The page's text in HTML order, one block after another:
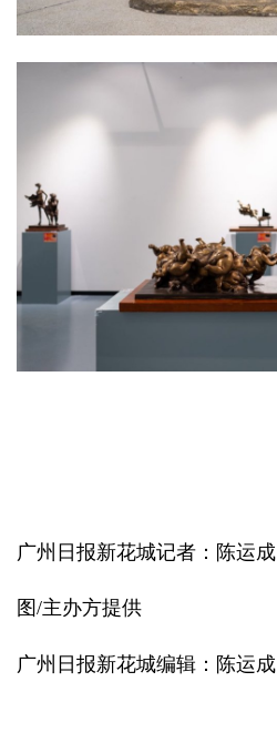
广州日报新花城记者：陈运成
图/主办方提供
广州日报新花城编辑：陈运成